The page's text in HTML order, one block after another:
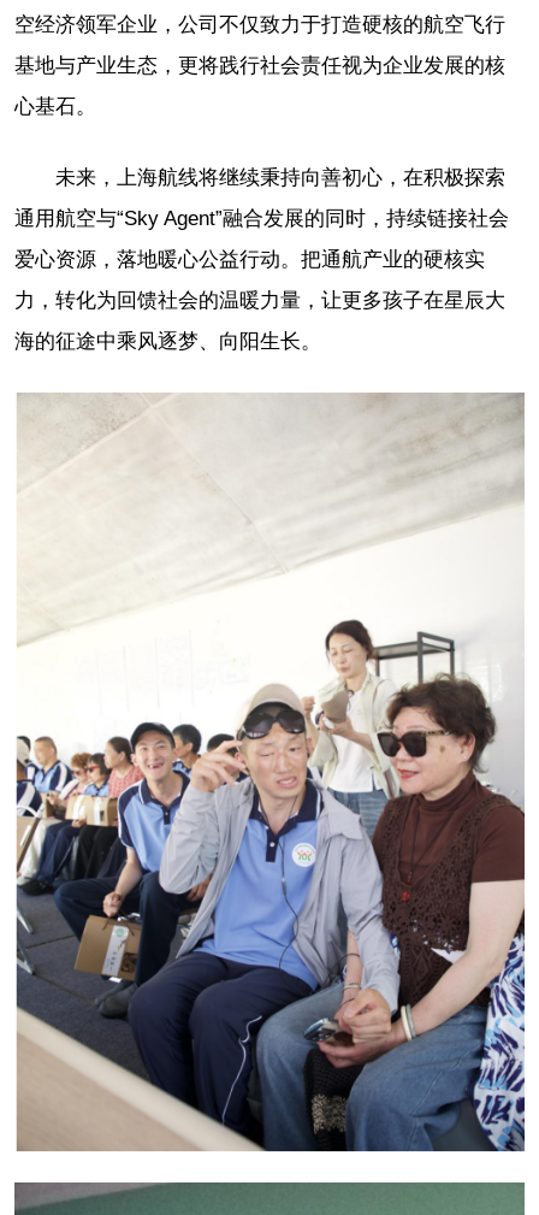
空经济领军企业，公司不仅致力于打造硬核的航空飞行
基地与产业生态，更将践行社会责任视为企业发展的核
心基石。
未来，上海航线将继续秉持向善初心，在积极探索
通用航空与“Sky Agent”融合发展的同时，持续链接社会
爱心资源，落地暖心公益行动。把通航产业的硬核实
力，转化为回馈社会的温暖力量，让更多孩子在星辰大
海的征途中乘风逐梦、向阳生长。